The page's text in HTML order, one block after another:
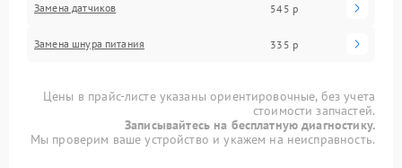
Замена датчиков 545 р
Замена шнура питания 335 р
Цены в прайс-листе указаны ориентировочные, без учета
стоимости запчастей.
Записывайтесь на бесплатную диагностику.
Мы проверим ваше устройство и укажем на неисправность.